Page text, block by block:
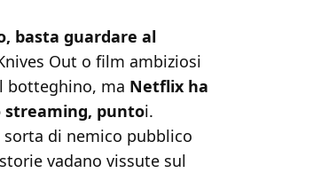
basta guardare al
Out o film ambiziosi
botteghino, ma Netflix ha
streaming, puntoi.
di nemico pubblico
vadano vissute sul